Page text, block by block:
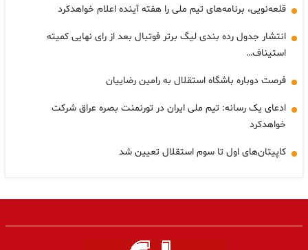
قلعه‌نویی، برنامه‌های تیم ملی را هفته آینده اعلام خواهدکرد
انتشار جدول رده بندی لیگ برتر فوتبال بعد از رای نهایی کمیته
استیناف…
فرصت دوباره باشگاه استقلال به رامین رضاییان
ادعای یک رسانه: تیم ملی ایران در تورنمنت بصره عراق شرکت
خواهدکرد
کاپیتان‌های اول‌ تا سوم استقلال تعیین شد